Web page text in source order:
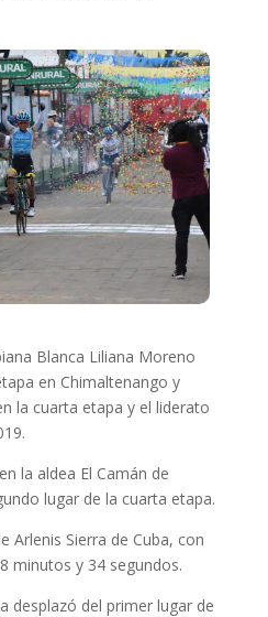
Blanca Liliana Moreno
en Chimaltenango y
la cuarta etapa y el liderato
la aldea El Camán de
lugar de la cuarta etapa.
Arlenis Sierra de Cuba, con
minutos y 34 segundos.
desplazó del primer lugar de